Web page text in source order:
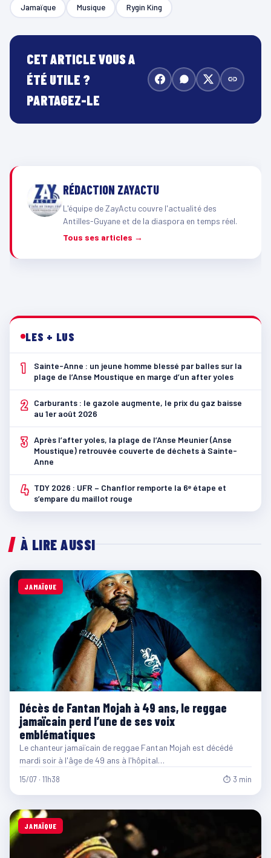
Jamaïque Musique Rygin King
CET ARTICLE VOUS A
ÉTÉ UTILE ?
PARTAGEZ-LE
RÉDACTION ZAYACTU
L'équipe de ZayActu couvre l'actualité des
Antilles-Guyane et de la diaspora en temps réel.
Tous ses articles →
LES + LUS
1
Sainte-Anne : un jeune homme blessé par balles sur la
plage de l’Anse Moustique en marge d’un after yoles
2
Carburants : le gazole augmente, le prix du gaz baisse
au 1er août 2026
3 Après l’after yoles, la plage de l’Anse Meunier (Anse
Moustique) retrouvée couverte de déchets à Sainte-
Anne
4 TDY 2026 : UFR – Chanflor remporte la 6ᵉ étape et
s’empare du maillot rouge
À LIRE AUSSI
JAMAÏQUE
Décès de Fantan Mojah à 49 ans, le reggae
jamaïcain perd l’une de ses voix
emblématiques
Le chanteur jamaïcain de reggae Fantan Mojah est décédé
mardi soir à l'âge de 49 ans à l'hôpital…
15/07 · 11h38 ⏱ 3 min
JAMAÏQUE